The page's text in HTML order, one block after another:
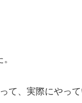
て、実際にやっ